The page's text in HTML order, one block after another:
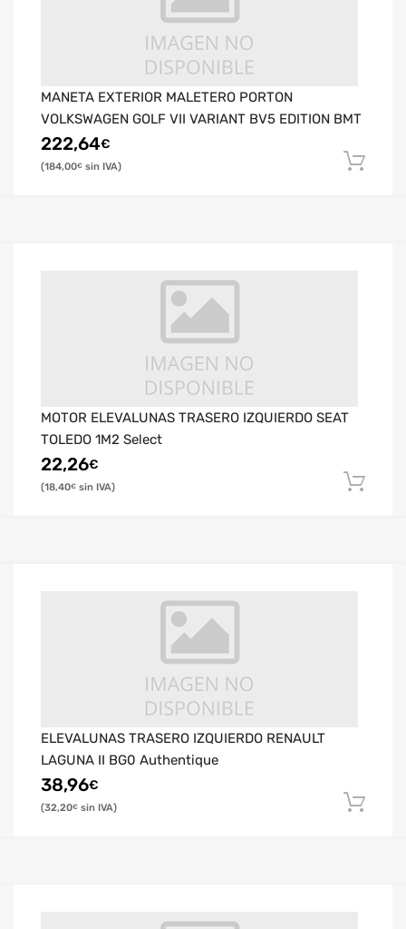
MANETA EXTERIOR MALETERO PORTON
VOLKSWAGEN GOLF VII VARIANT BV5 EDITION BMT
222,64€
184,00€
MOTOR ELEVALUNAS TRASERO IZQUIERDO SEAT
TOLEDO 1M2 Select
22,26€
18,40€
ELEVALUNAS TRASERO IZQUIERDO RENAULT
LAGUNA II BG0 Authentique
38,96€
32,20€